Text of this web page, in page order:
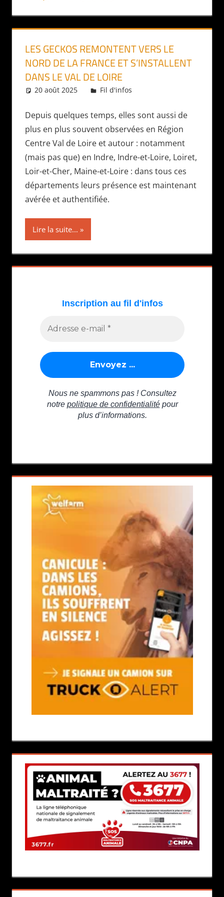
LES GECKOS REMONTENT VERS LE
NORD DE LA FRANCE ET S’INSTALLENT
DANS LE VAL DE LOIRE
20 août 2025 Daniel
Fil d'infos
Depuis quelques temps, elles sont aussi de
plus en plus souvent observées en Région
Centre Val de Loire et autour : notamment
(mais pas que) en Indre, Indre-et-Loire, Loiret,
Loir-et-Cher, Maine-et-Loire : dans tous ces
départements leurs présence est maintenant
avérée et authentifiée.
Lire la suite...